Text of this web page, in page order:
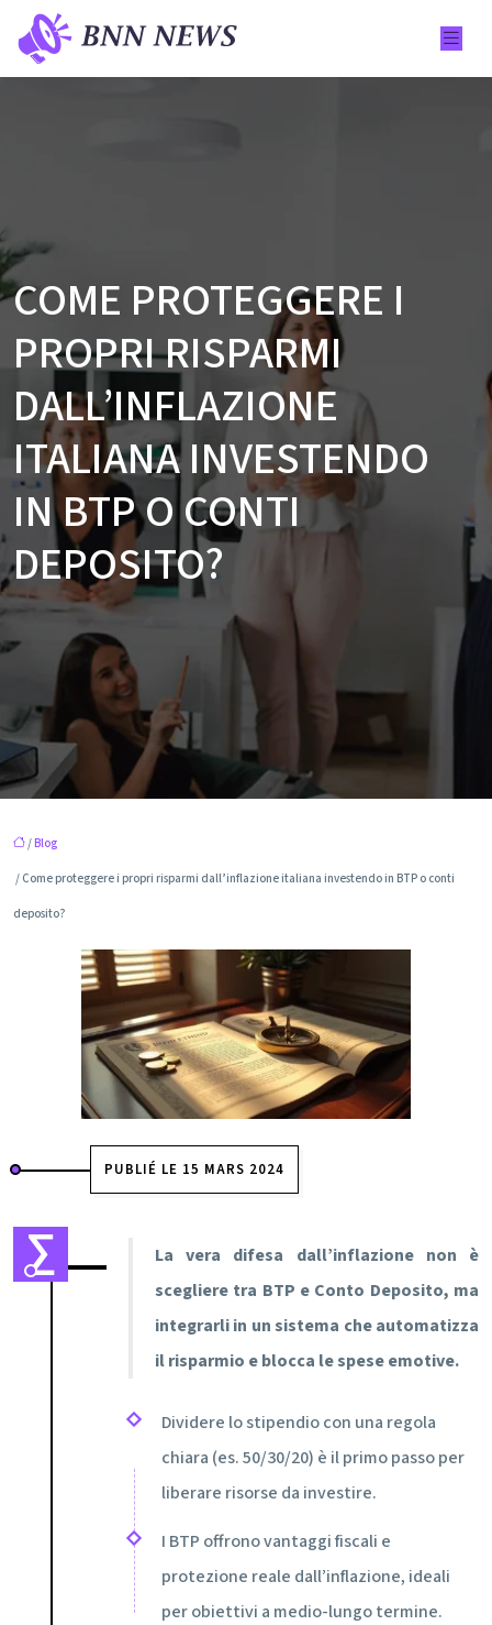
COME PROTEGGERE I
PROPRI RISPARMI
DALL’INFLAZIONE
ITALIANA INVESTENDO
IN BTP O CONTI
DEPOSITO?
/Blog
/ Come proteggere i propri risparmi dall’inflazione italiana investendo in BTP o conti
deposito?
PUBLIÉ LE 15 MARS 2024
La vera difesa dall’inflazione non è
scegliere tra BTP e Conto Deposito, ma
integrarli in un sistema che automatizza
il risparmio e blocca le spese emotive.
Dividere lo stipendio con una regola
chiara (es. 50/30/20) è il primo passo per
liberare risorse da investire.
I BTP offrono vantaggi fiscali e
protezione reale dall’inflazione, ideali
per obiettivi a medio-lungo termine.